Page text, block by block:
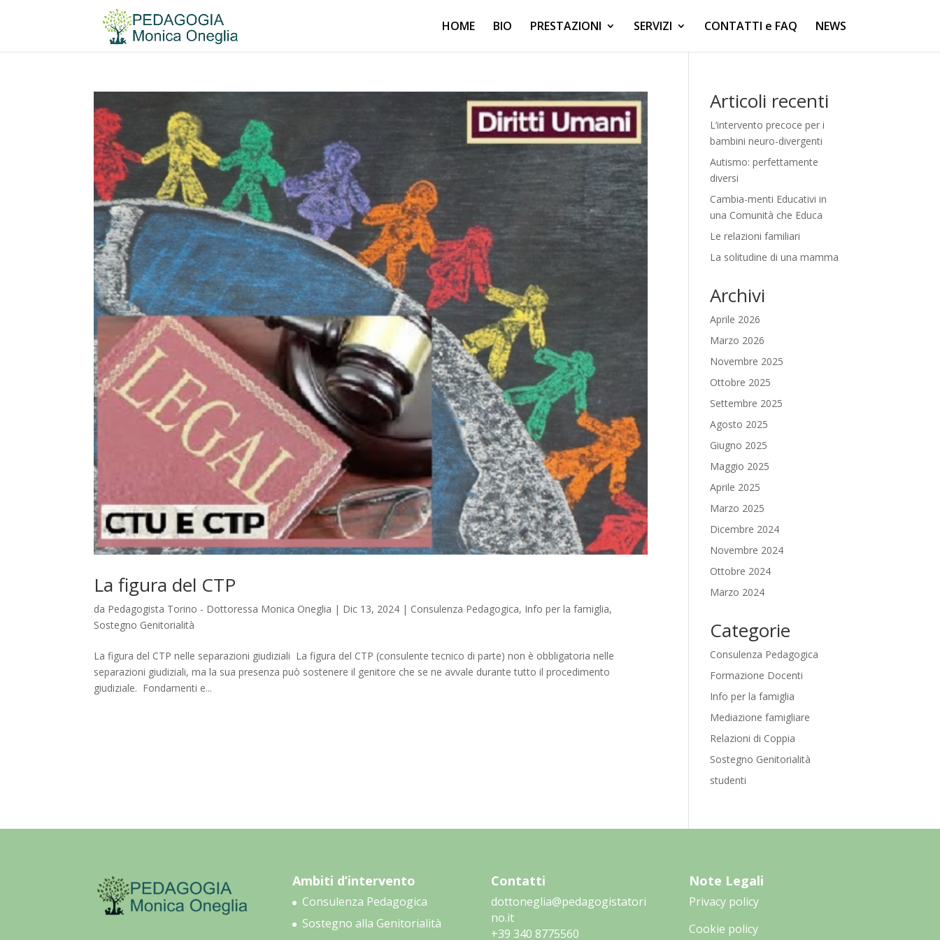
HOME BIO PRESTAZIONI SERVIZI CONTATTI e FAQ NEWS
La figura del CTP
da Pedagogista Torino - Dottoressa Monica Oneglia | Dic 13, 2024 | Consulenza Pedagogica, Info per la famiglia,
Sostegno Genitorialità
La figura del CTP nelle separazioni giudiziali La figura del CTP (consulente tecnico di parte) non è obbligatoria nelle
separazioni giudiziali, ma la sua presenza può sostenere il genitore che se ne avvale durante tutto il procedimento
giudiziale. Fondamenti e...
Articoli recenti
L’intervento precoce per i
bambini neuro-divergenti
Autismo: perfettamente
diversi
Cambia-menti Educativi in
una Comunità che Educa
Le relazioni familiari
La solitudine di una mamma
Archivi
Aprile 2026
Marzo 2026
Novembre 2025
Ottobre 2025
Settembre 2025
Agosto 2025
Giugno 2025
Maggio 2025
Aprile 2025
Marzo 2025
Dicembre 2024
Novembre 2024
Ottobre 2024
Marzo 2024
Categorie
Consulenza Pedagogica
Formazione Docenti
Info per la famiglia
Mediazione famigliare
Relazioni di Coppia
Sostegno Genitorialità
studenti
Ambiti d’intervento
Consulenza Pedagogica
Sostegno alla Genitorialità
Contatti
dottoneglia@pedagogistatori
no.it
‭+39 340 8775560‬
Note Legali
Privacy policy
Cookie policy